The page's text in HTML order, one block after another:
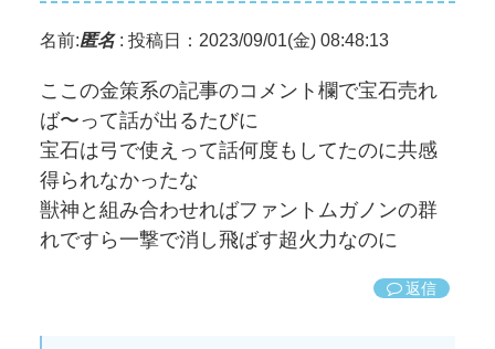
名前:匿名: 投稿日：2023/09/01(金) 08:48:13
ここの金策系の記事のコメント欄で宝石売れ
ば〜って話が出るたびに
宝石は弓で使えって話何度もしてたのに共感
得られなかったな
獣神と組み合わせればファントムガノンの群
れですら一撃で消し飛ばす超火力なのに
返信